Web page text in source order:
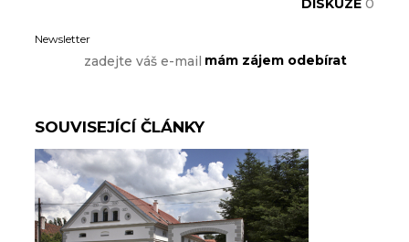
DISKUZE 0
Newsletter
SOUVISEJÍCÍ ČLÁNKY